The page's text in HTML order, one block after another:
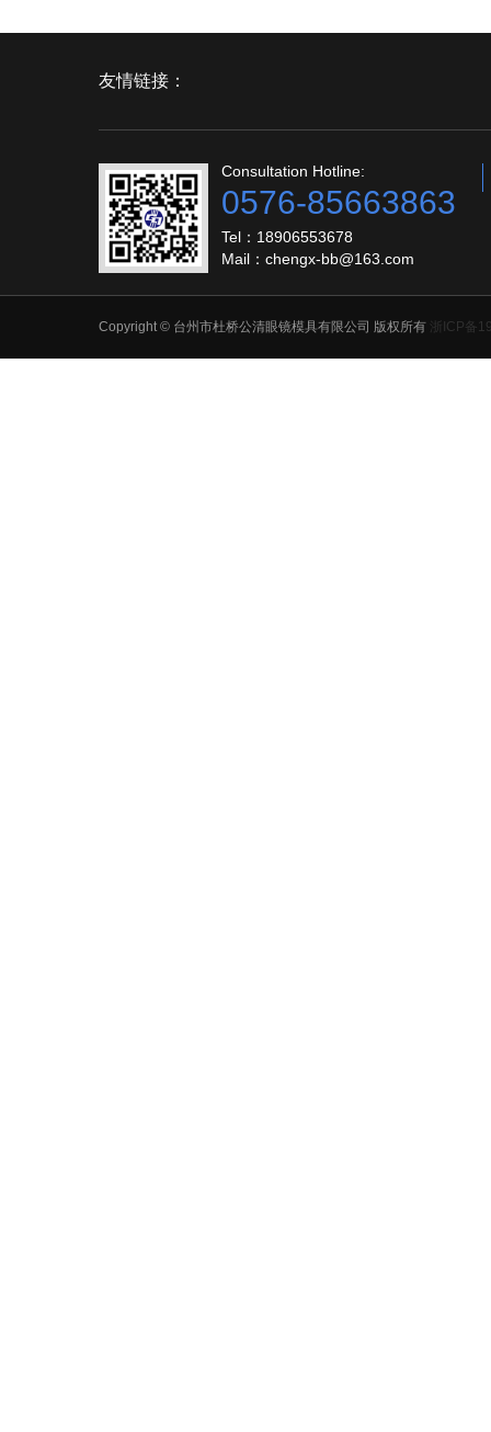
友情链接：
Consultation Hotline:
0576-85663863
Tel：18906553678
Mail：chengx-bb@163.com
Copyright © 台州市杜桥公清眼镜模具有限公司 版权所有 浙ICP备